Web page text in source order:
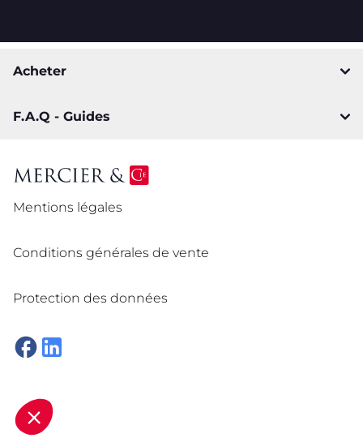
Acheter
F.A.Q - Guides
Mentions légales
Conditions générales de vente
Protection des données